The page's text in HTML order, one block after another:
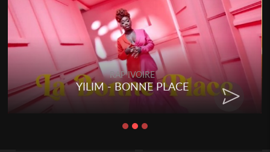
RAP IVOIRE
YILIM - BONNE PLACE